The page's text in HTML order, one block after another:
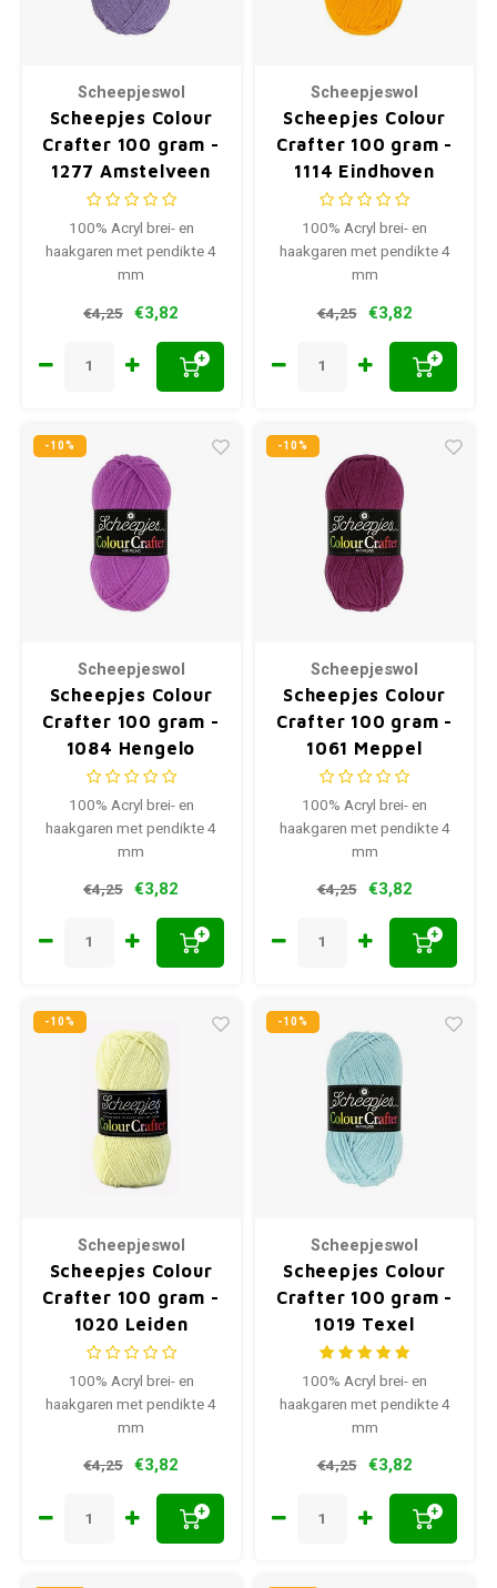
Scheepjeswol
Scheepjes Colour
Crafter 100 gram -
1277 Amstelveen
100% Acryl brei- en
haakgaren met pendikte 4
mm
€4,25 €3,82
+
Scheepjeswol
Scheepjes Colour
Crafter 100 gram -
1114 Eindhoven
100% Acryl brei- en
haakgaren met pendikte 4
mm
€4,25 €3,82
+
-10%
Scheepjeswol
Scheepjes Colour
Crafter 100 gram -
1084 Hengelo
100% Acryl brei- en
haakgaren met pendikte 4
mm
€4,25 €3,82
+
-10%
Scheepjeswol
Scheepjes Colour
Crafter 100 gram -
1061 Meppel
100% Acryl brei- en
haakgaren met pendikte 4
mm
€4,25 €3,82
+
-10%
Scheepjeswol
Scheepjes Colour
Crafter 100 gram -
1020 Leiden
100% Acryl brei- en
haakgaren met pendikte 4
mm
€4,25 €3,82
+
-10%
Scheepjeswol
Scheepjes Colour
Crafter 100 gram -
1019 Texel
100% Acryl brei- en
haakgaren met pendikte 4
mm
€4,25 €3,82
+